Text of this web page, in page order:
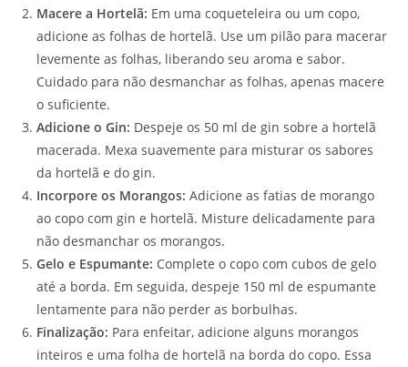
Macere a Hortelã: Em uma coqueteleira ou um copo,
adicione as folhas de hortelã. Use um pilão para macerar
levemente as folhas, liberando seu aroma e sabor.
Cuidado para não desmanchar as folhas, apenas macere
o suficiente.
Adicione o Gin: Despeje os 50 ml de gin sobre a hortelã
macerada. Mexa suavemente para misturar os sabores
da hortelã e do gin.
Incorpore os Morangos: Adicione as fatias de morango
ao copo com gin e hortelã. Misture delicadamente para
não desmanchar os morangos.
Gelo e Espumante: Complete o copo com cubos de gelo
até a borda. Em seguida, despeje 150 ml de espumante
lentamente para não perder as borbulhas.
Finalização: Para enfeitar, adicione alguns morangos
inteiros e uma folha de hortelã na borda do copo. Essa